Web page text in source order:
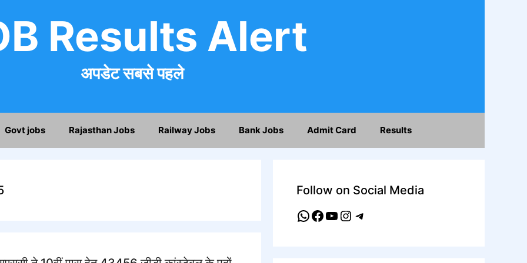
Results Alert
अपडेट सबसे पहले
Govt jobs Rajasthan Jobs Railway Jobs Bank Jobs Admit Card Results
Follow on Social Media
WhatsApp
Facebook
YouTube
Instagram
Telegram